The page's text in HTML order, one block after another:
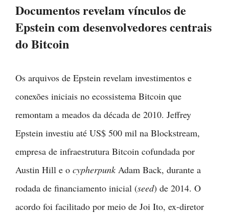
Documentos revelam vínculos de
Epstein com desenvolvedores centrais
do Bitcoin
Os arquivos de Epstein revelam investimentos e
conexões iniciais no ecossistema Bitcoin que
remontam a meados da década de 2010. Jeffrey
Epstein investiu até US$ 500 mil na Blockstream,
empresa de infraestrutura Bitcoin cofundada por
Austin Hill e o cypherpunk Adam Back, durante a
rodada de financiamento inicial (seed) de 2014. O
acordo foi facilitado por meio de Joi Ito, ex-diretor